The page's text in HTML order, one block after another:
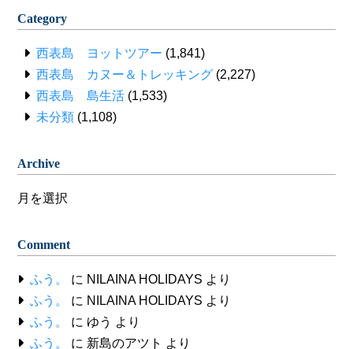
Category
西表島 ヨットツアー (1,841)
西表島 カヌー＆トレッキング (2,227)
西表島 島生活 (1,533)
未分類 (1,108)
Archive
Archive
Comment
ふう。 に NILAINA HOLIDAYS より
ふう。
に NILAINA HOLIDAYS より
ふう。
に ゆう より
ふう。
に 新島のアツト より